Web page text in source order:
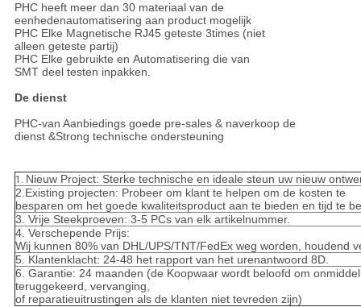
PHC heeft meer dan 30 materiaal van de
eenhedenautomatisering aan product mogelijk
PHC Elke Magnetische RJ45 geteste 3times (niet
alleen geteste partij)
PHC Elke gebruikte en Automatisering die van
SMT deel testen inpakken.
De dienst
PHC-van Aanbiedings goede pre-sales & naverkoop de
dienst &Strong technische ondersteuning
1. Nieuw Project: Sterke technische en ideale steun uw nieuw
2.Existing projecten: Probeer om klant te helpen om de kosten te
besparen om het goede kwaliteitsproduct aan te bieden en tijd te
3. Vrije Steekproeven: 3-5 PCs van elk artikelnummer.
4. Verschepende Prijs:
Wij kunnen 80% van DHL/UPS/TNT/FedEx weg worden, houdend
5. Klantenklacht: 24-48 het rapport van het urenantwoord 8D.
6. Garantie: 24 maanden (de Koopwaar wordt beloofd om
teruggekeerd, vervanging,
of reparatieuitrustingen als de klanten niet tevreden zijn)